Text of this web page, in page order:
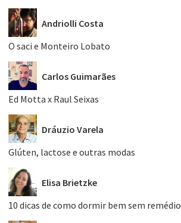
Andriolli Costa
O saci e Monteiro Lobato
Carlos Guimarães
Ed Motta x Raul Seixas
Dráuzio Varela
Glúten, lactose e outras modas
Elisa Brietzke
10 dicas de como dormir bem sem remédio